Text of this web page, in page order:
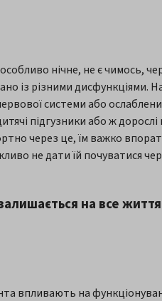
нічне, не є чимось,
із різними дисфункціями.
системи або
підгузники або ж
через це, їм важко
не дати їй почуватися
на все життя
впливають на